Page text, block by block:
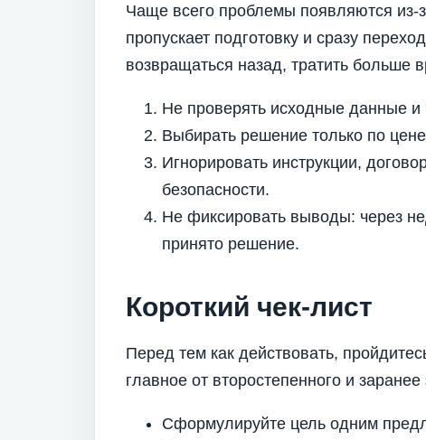
Чаще всего проблемы появляются из-
пропускает подготовку и сразу
возвращаться назад, тратить больше
Не проверять исходные данные и
Выбирать решение только по
Игнорировать инструкции,
безопасности.
Не фиксировать выводы: через
принято решение.
Короткий чек-лист
Перед тем как действовать,
главное от второстепенного и
Сформулируйте цель одним